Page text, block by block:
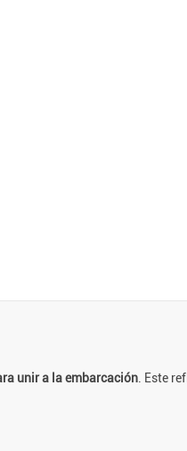
unir a la embarcación. Este